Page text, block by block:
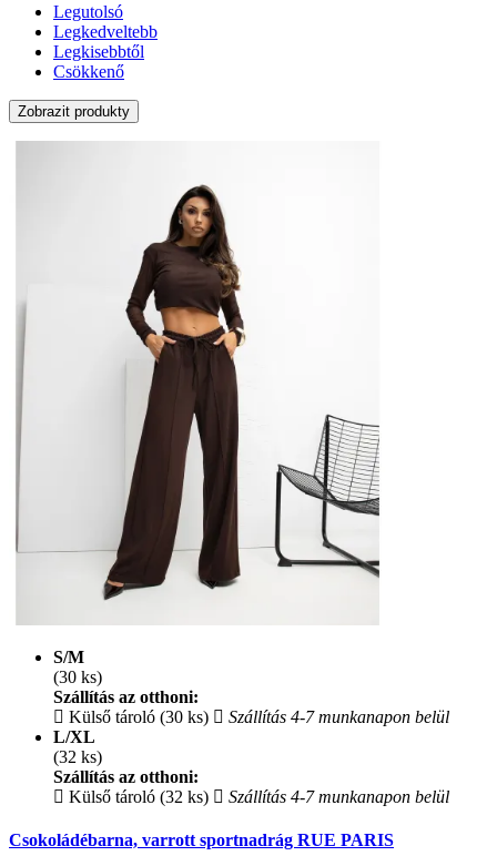
Legutolsó
Legkedveltebb
Legkisebbtől
Csökkenő
Zobrazit produkty
S/M
(30 ks)
Szállítás az otthoni:
Külső tároló (30 ks)
Szállítás 4-7 munkanapon belül
L/XL
(32 ks)
Szállítás az otthoni:
Külső tároló (32 ks)
Szállítás 4-7 munkanapon belül
Csokoládébarna, varrott sportnadrág RUE PARIS